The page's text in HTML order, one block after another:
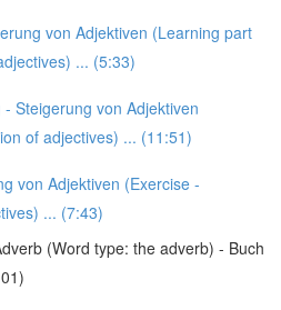
von Adjektiven (Learning part
... (5:33)
Steigerung von Adjektiven
of adjectives) ... (11:51)
von Adjektiven (Exercise -
... (7:43)
(Word type: the adverb) - Buch